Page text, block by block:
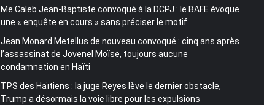
Me Caleb Jean-Baptiste convoqué à la DCPJ : le BAFE évoque
une « enquête en cours » sans préciser le motif
Jean Monard Metellus de nouveau convoqué : cinq ans après
l’assassinat de Jovenel Moïse, toujours aucune
condamnation en Haïti
TPS des Haïtiens : la juge Reyes lève le dernier obstacle,
Trump a désormais la voie libre pour les expulsions